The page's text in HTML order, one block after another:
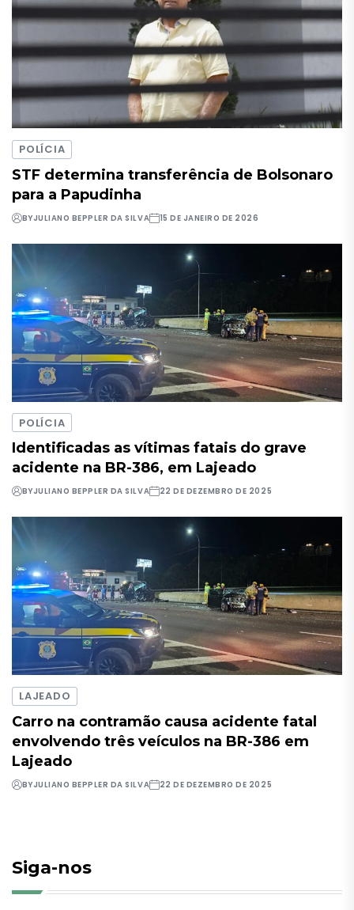
POLÍCIA
STF determina transferência de Bolsonaro
para a Papudinha
BYJULIANO BEPPLER DA SILVA 15 DE JANEIRO DE 2026
POLÍCIA
Identificadas as vítimas fatais do grave
acidente na BR-386, em Lajeado
BYJULIANO BEPPLER DA SILVA 22 DE DEZEMBRO DE 2025
LAJEADO
Carro na contramão causa acidente fatal
envolvendo três veículos na BR-386 em
Lajeado
BYJULIANO BEPPLER DA SILVA 22 DE DEZEMBRO DE 2025
Siga-nos